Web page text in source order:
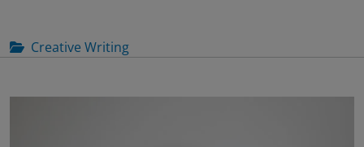
Creative Writing